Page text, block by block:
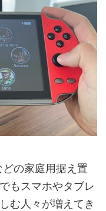
の家庭用据え置
もスマホやタブレ
む人々が増えてき